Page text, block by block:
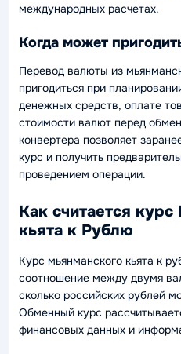
международных расчетах.
Когда может
Перевод валюты из
пригодиться при
денежных средств, оплате
стоимости валют перед
конвертера позволяет
курс и получить
проведением операции.
Как считается
кьята к Рублю
Курс мьянманского кьята к
соотношение между двумя
сколько российских рублей
Обменный курс
финансовых данных и